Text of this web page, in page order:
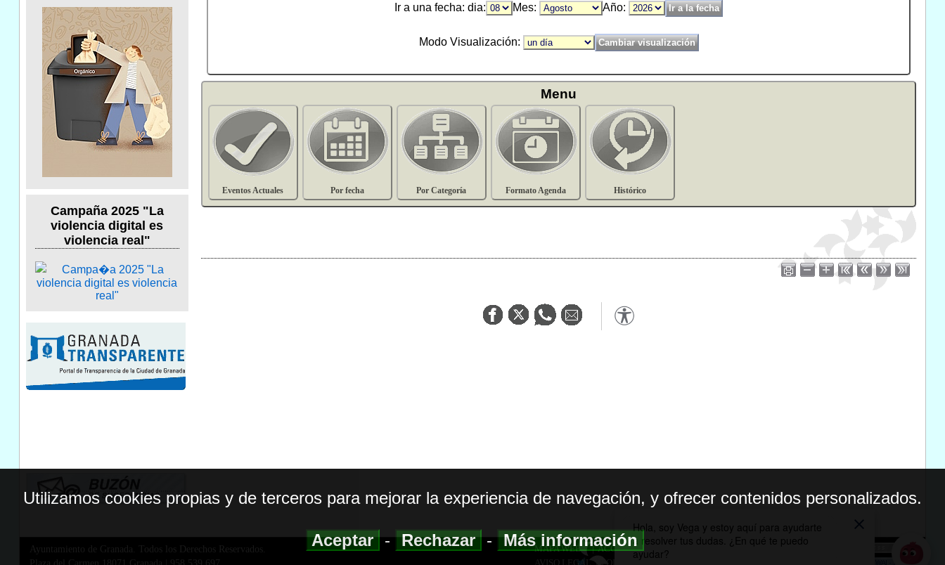
Campaña 2025 "La
violencia digital es
violencia real"
Ir a una fecha: dia: Mes: Año:
Modo Visualización:
Menu
Eventos Actuales Por fecha Por Categoría Formato Agenda Histórico
Ayuntamiento de Granada. Todos los Derechos Reservados.
MAPA WEB|ACCESIBILIDAD
AVISO LEGAL| POLITICA DE PRIVACIDAD
Utilizamos cookies propias y de terceros para mejorar la experiencia de navegación, y ofrecer contenidos personalizados.
Aceptar-Rechazar-Más información